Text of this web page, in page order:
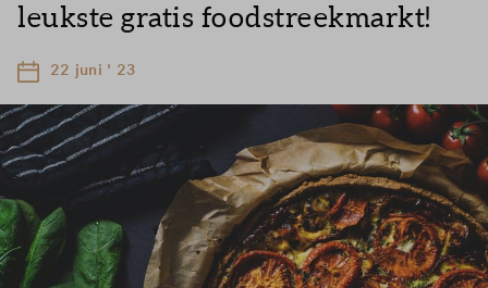
leukste gratis foodstreekmarkt!
22 juni ' 23